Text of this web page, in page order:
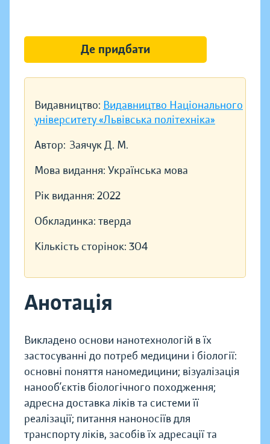
Видавництво: Видавництво Національного
університету «Львівська політехніка»
Автор: Заячук Д. М.
Мова видання: Українська мова
Рік видання: 2022
Обкладинка: тверда
Кількість сторінок: 304
Анотація
Викладено основи нанотехнологій в їх
застосуванні до потреб медицини і біології:
основні поняття наномедицини; візуалізація
нанооб’єктів біологічного походження;
адресна доставка ліків та системи її
реалізації; питання наноносіїв для
транспорту ліків, засобів їх адресації та
Де придбати